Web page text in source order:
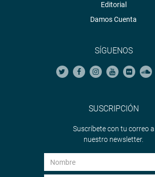
Editorial
Damos Cuenta
SÍGUENOS
SUSCRIPCIÓN
Suscríbete con tu correo a
nuestro newsletter.